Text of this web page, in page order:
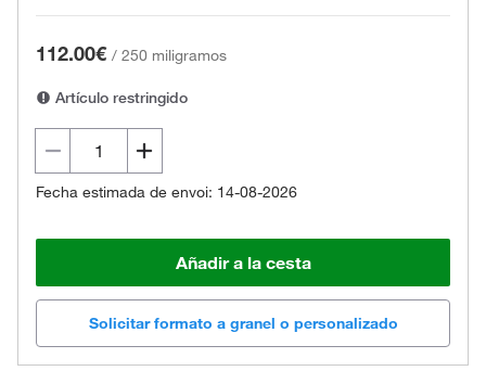
112.00€ / 250 miligramos
Artículo restringido
Fecha estimada de envoi: 14-08-2026
Añadir a la cesta
Solicitar formato a granel o personalizado